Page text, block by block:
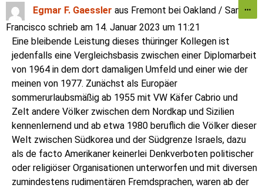
Egmar F. Gaessler aus Fremont bei Oakland / San
Francisco schrieb am 14. Januar 2023 um 11:21
Eine bleibende Leistung dieses thüringer Kollegen ist
jedenfalls eine Vergleichsbasis zwischen einer Diplomarbeit
von 1964 in dem dort damaligen Umfeld und einer wie der
meinen von 1977. Zunächst als Europäer
sommerurlaubsmäßig ab 1955 mit VW Käfer Cabrio und
Zelt andere Völker zwischen dem Nordkap und Sizilien
kennenlernend und ab etwa 1980 beruflich die Völker dieser
Welt zwischen Südkorea und der Südgrenze Israels, dazu
als de facto Amerikaner keinerlei Denkverboten politischer
oder religiöser Organisationen unterworfen und mit diversen
zumindestens rudimentären Fremdsprachen, waren ab der
…